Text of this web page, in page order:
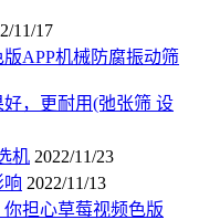
11/17
APP机械防腐振动筛
，更耐用(弛张筛 设
机 2022/11/23
响 2022/11/13
担心草莓视频色版